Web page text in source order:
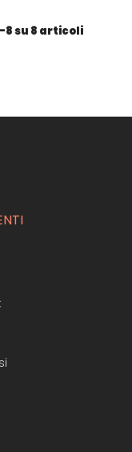
8 su 8 articoli